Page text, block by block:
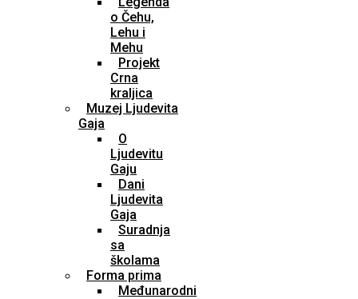
o Čehu,
Lehu i
Mehu
Projekt
Crna
kraljica
Muzej Ljudevita
Gaja
O
Ljudevitu
Gaju
Dani
Ljudevita
Gaja
Suradnja
sa
školama
Forma prima
Međunarodni